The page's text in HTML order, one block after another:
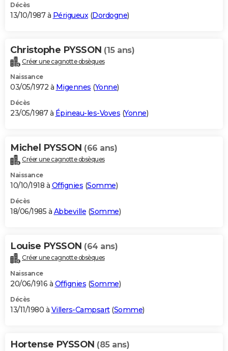
Décès
13/10/1987 à Périgueux (Dordogne)
Christophe PYSSON (15 ans)
Créer une cagnotte obsèques
Naissance
03/05/1972 à Migennes (Yonne)
Décès
23/05/1987 à Épineau-les-Voves (Yonne)
Michel PYSSON (66 ans)
Créer une cagnotte obsèques
Naissance
10/10/1918 à Offignies (Somme)
Décès
18/06/1985 à Abbeville (Somme)
Louise PYSSON (64 ans)
Créer une cagnotte obsèques
Naissance
20/06/1916 à Offignies (Somme)
Décès
13/11/1980 à Villers-Campsart(Somme)
Hortense PYSSON (85 ans)